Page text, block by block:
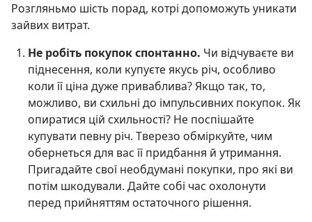
Розгляньмо шість порад, котрі допоможуть уникати
зайвих витрат.
Не робіть покупок спонтанно. Чи відчуваєте ви
піднесення, коли купуєте якусь річ, особливо
коли її ціна дуже приваблива? Якщо так, то,
можливо, ви схильні до імпульсивних покупок. Як
опиратися цій схильності? Не поспішайте
купувати певну річ. Тверезо обміркуйте, чим
обернеться для вас її придбання й утримання.
Пригадайте свої необдумані покупки, про які ви
потім шкодували. Дайте собі час охолонути
перед прийняттям остаточного рішення.